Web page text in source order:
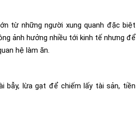
từ những người xung quanh đặc biệt
ảnh hưởng nhiều tới kinh tế nhưng để
hệ làm ăn.
bẫy, lừa gạt để chiếm lấy tài sản, tiền